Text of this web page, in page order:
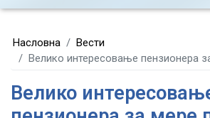
Насловна
Вести
Велико интересовање пензионера
Велико